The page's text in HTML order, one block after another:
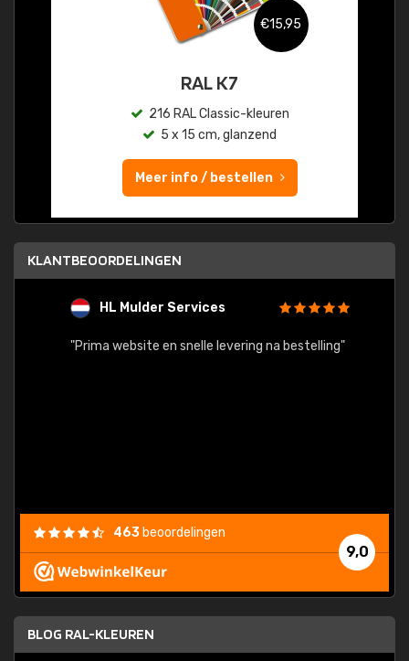
€15,95
RAL K7
216 RAL Classic-kleuren
5 x 15 cm, glanzend
Meer info / bestellen
KLANTBEOORDELINGEN
HL Mulder Services
"Prima website en snelle levering na bestelling"
9,0
463 beoordelingen
BLOG RAL-KLEUREN